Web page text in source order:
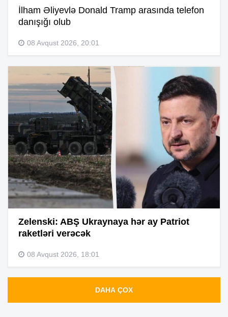
İlham Əliyevlə Donald Tramp arasında telefon
danışığı olub
08 Avqust 2026, 20:01
Zelenski: ABŞ Ukraynaya hər ay Patriot
raketləri verəcək
08 Avqust 2026, 18:01
DAHA ÇOX